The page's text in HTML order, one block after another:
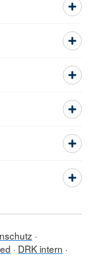
DRK intern